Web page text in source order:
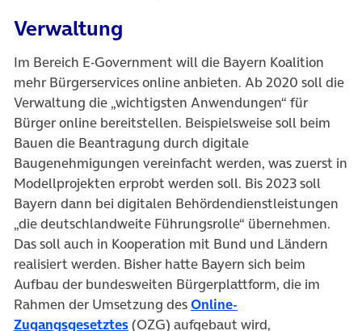
Verwaltung
Im Bereich E-Government will die Bayern Koalition
mehr Bürgerservices online anbieten. Ab 2020 soll die
Verwaltung die „wichtigsten Anwendungen“ für
Bürger online bereitstellen. Beispielsweise soll beim
Bauen die Beantragung durch digitale
Baugenehmigungen vereinfacht werden, was zuerst in
Modellprojekten erprobt werden soll. Bis 2023 soll
Bayern dann bei digitalen Behördendienstleistungen
„die deutschlandweite Führungsrolle“ übernehmen.
Das soll auch in Kooperation mit Bund und Ländern
realisiert werden. Bisher hatte Bayern sich beim
Aufbau der bundesweiten Bürgerplattform, die im
Rahmen der Umsetzung desOnline-
Zugangsgesetztes(öffnet in neuem Tab)
(OZG) aufgebaut wird,